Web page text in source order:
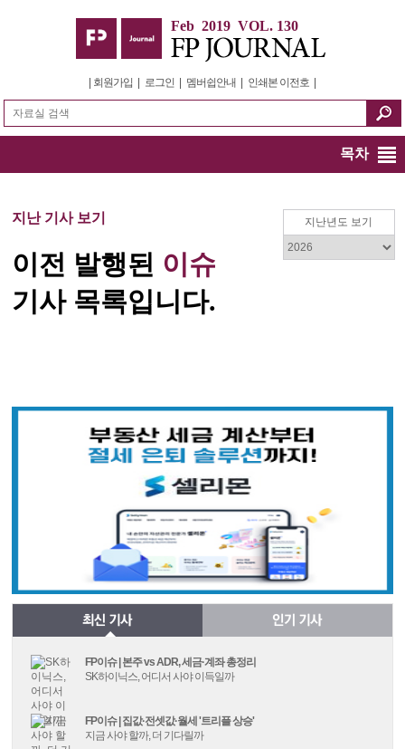
Feb 2019 VOL. 130
회원가입 로그인 멤버쉽안내 인쇄본 이전호
목차
지난 기사 보기
이전 발행된 이슈
기사 목록입니다.
지난년도 보기
FP이슈 | 본주 vs ADR, 세금·계좌 총정리
SK하이닉스, 어디서 사야 이득일까
FP이슈 | 집값·전셋값·월세 '트리플 상승'
지금 사야 할까, 더 기다릴까